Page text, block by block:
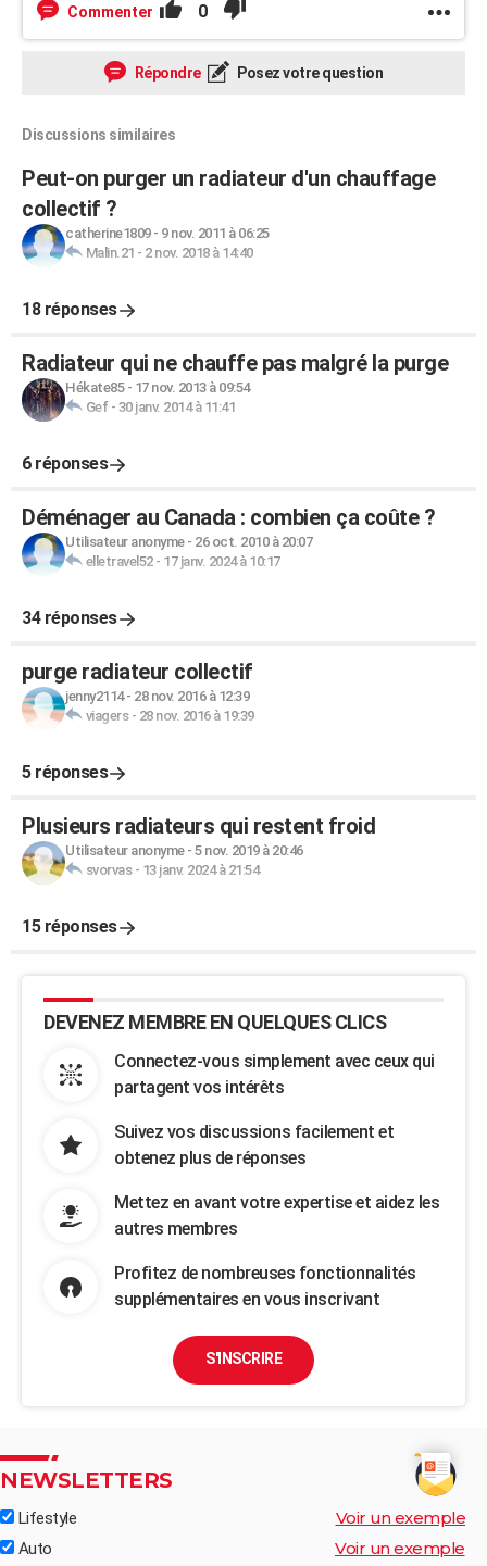
Commenter 0
Répondre Posez votre question
Discussions similaires
Peut-on purger un radiateur d'un chauffage
collectif ?
catherine1809- 9 nov. 2011 à 06:25
Malin.21 - 2 nov. 2018 à 14:40
18 réponses
Radiateur qui ne chauffe pas malgré la purge
Hékate85- 17 nov. 2013 à 09:54
Gef- 30 janv. 2014 à 11:41
6 réponses
Déménager au Canada : combien ça coûte ?
Utilisateur anonyme- 26 oct. 2010 à 20:07
elletravel52- 17 janv. 2024 à 10:17
34 réponses
purge radiateur collectif
jenny2114- 28 nov. 2016 à 12:39
viagers- 28 nov. 2016 à 19:39
5 réponses
Plusieurs radiateurs qui restent froid
Utilisateur anonyme- 5 nov. 2019 à 20:46
svorvas- 13 janv. 2024 à 21:54
15 réponses
DEVENEZ MEMBRE EN QUELQUES CLICS
Connectez-vous simplement avec ceux qui
partagent vos intérêts
Suivez vos discussions facilement et
obtenez plus de réponses
Mettez en avant votre expertise et aidez les
autres membres
Profitez de nombreuses fonctionnalités
supplémentaires en vous inscrivant
S'INSCRIRE
NEWSLETTERS
Lifestyle Voir un exemple
Auto Voir un exemple